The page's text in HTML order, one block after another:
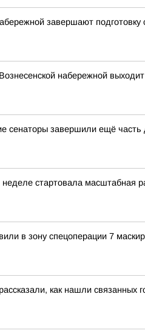
завершают подготовку
Вознесенской набережной
сенаторы завершили ещё
неделе стартовала масштабная
в зону спецоперации 7
как нашли связанных